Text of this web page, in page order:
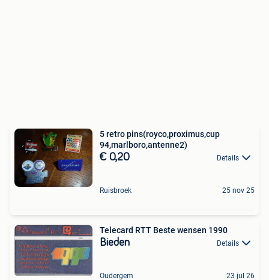
5 retro pins(royco,proximus,cup
94,marlboro,antenne2)
€ 0,20 Details
Ruisbroek 25 nov 25
Telecard RTT Beste wensen 1990
Bieden Details
Oudergem 23 jul 26